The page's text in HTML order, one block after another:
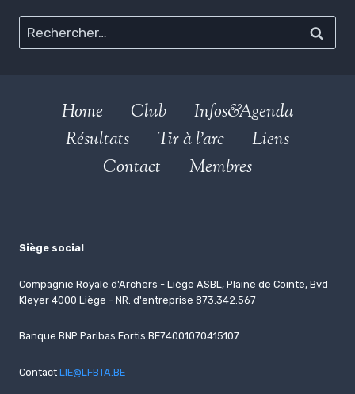
Rechercher :
Home Club
Infos&Agenda
Résultats
Tir à l’arc
Liens
Contact
Membres
Siège social
Compagnie Royale d'Archers - Liège ASBL, Plaine de Cointe, Bvd
Kleyer 4000 Liège - NR. d'entreprise 873.342.567
Banque BNP Paribas Fortis BE74001070415107
Contact LIE@LFBTA.BE